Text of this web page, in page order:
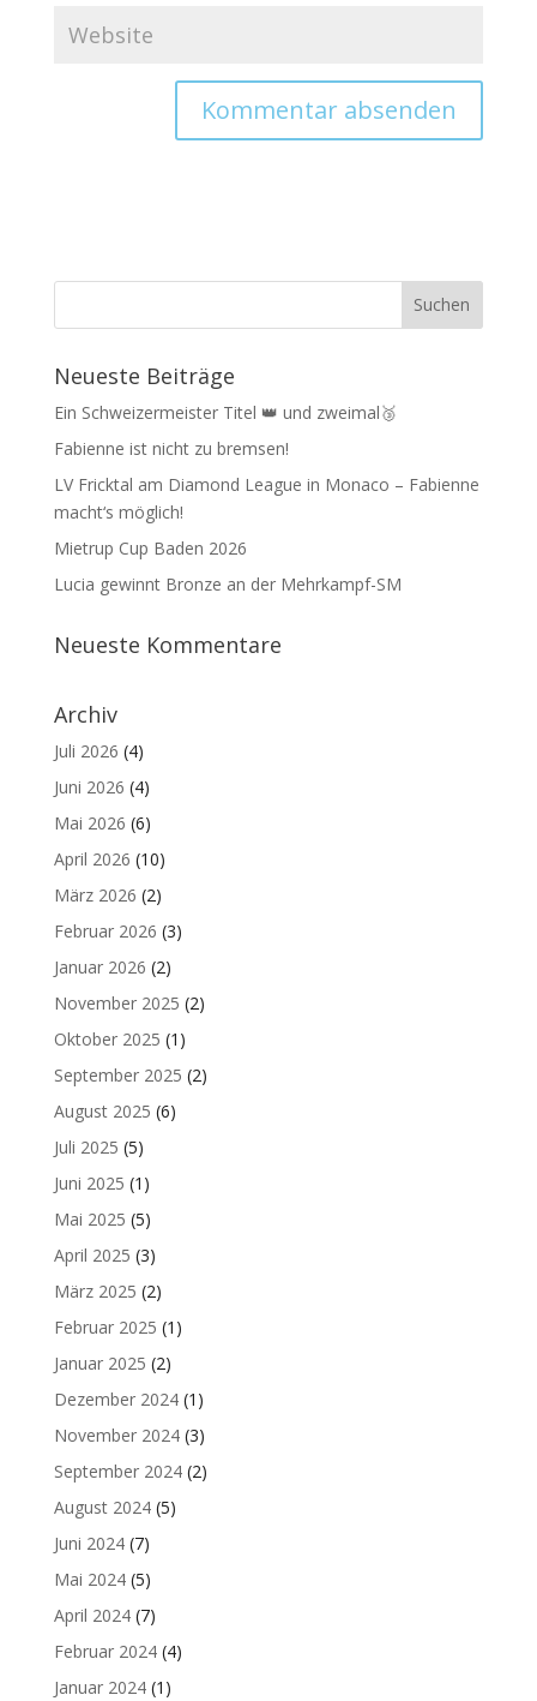
Neueste Beiträge
Ein Schweizermeister Titel 👑 und zweimal🥉
Fabienne ist nicht zu bremsen!
LV Fricktal am Diamond League in Monaco – Fabienne
macht‘s möglich!
Mietrup Cup Baden 2026
Lucia gewinnt Bronze an der Mehrkampf-SM
Neueste Kommentare
Archiv
Juli 2026 (4)
Juni 2026 (4)
Mai 2026 (6)
April 2026 (10)
März 2026 (2)
Februar 2026 (3)
Januar 2026 (2)
November 2025 (2)
Oktober 2025 (1)
September 2025 (2)
August 2025 (6)
Juli 2025 (5)
Juni 2025 (1)
Mai 2025 (5)
April 2025 (3)
März 2025 (2)
Februar 2025 (1)
Januar 2025 (2)
Dezember 2024(1)
November 2024(3)
September 2024(2)
August 2024(5)
Juni 2024(7)
Mai 2024(5)
April 2024(7)
Februar 2024(4)
Januar 2024(1)